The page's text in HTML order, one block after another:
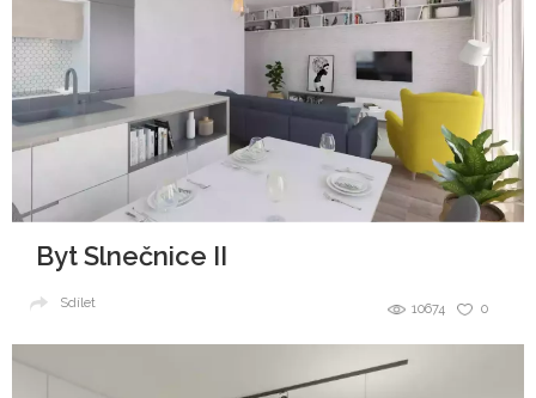
Byt Slnečnice II
0
10674
Sdílet